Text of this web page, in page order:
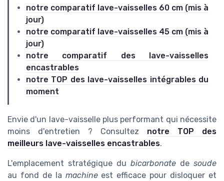
notre comparatif lave-vaisselles 60 cm (mis à
jour)
notre comparatif lave-vaisselles 45 cm (mis à
jour)
notre comparatif des lave-vaisselles
encastrables
notre TOP des lave-vaisselles intégrables du
moment
Envie d'un lave-vaisselle plus performant qui nécessite
moins d'entretien ? Consultez notre TOP des
meilleurs lave-vaisselles encastrables.
L'emplacement stratégique du bicarbonate de soude
au fond de la machineest efficace pour disloquer et